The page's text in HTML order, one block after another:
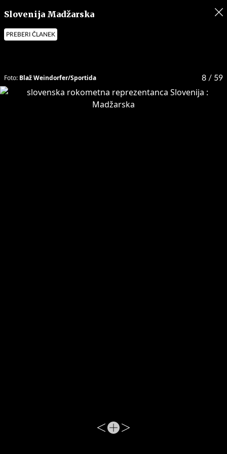
Slovenija Madžarska
PREBERI ČLANEK
8 / 59
Foto: Blaž Weindorfer/Sportida